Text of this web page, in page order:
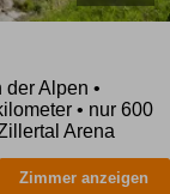
Alpen •
• nur 600
Arena
Zimmer anzeigen